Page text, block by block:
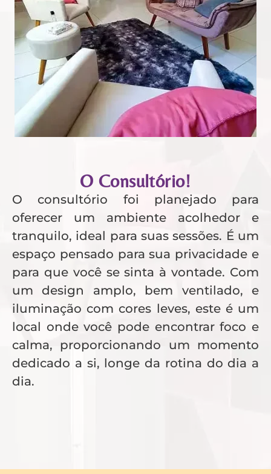
O Consultório!
O consultório foi planejado para
oferecer um ambiente acolhedor e
tranquilo, ideal para suas sessões. É um
espaço pensado para sua privacidade e
para que você se sinta à vontade. Com
um design amplo, bem ventilado, e
iluminação com cores leves, este é um
local onde você pode encontrar foco e
calma, proporcionando um momento
dedicado a si, longe da rotina do dia a
dia.